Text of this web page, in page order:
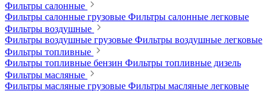
Фильтры салонные
Фильтры салонные грузовые Фильтры салонные легковые
Фильтры воздушные
Фильтры воздушные грузовые Фильтры воздушные легковые
Фильтры топливные
Фильтры топливные бензин Фильтры топливные дизель
Фильтры масляные
Фильтры масляные грузовые Фильтры масляные легковые